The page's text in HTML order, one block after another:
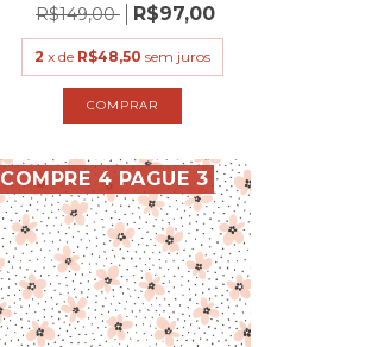
R$149,00 R$97,00
2 x de R$48,50 sem juros
COMPRE 4 PAGUE 3